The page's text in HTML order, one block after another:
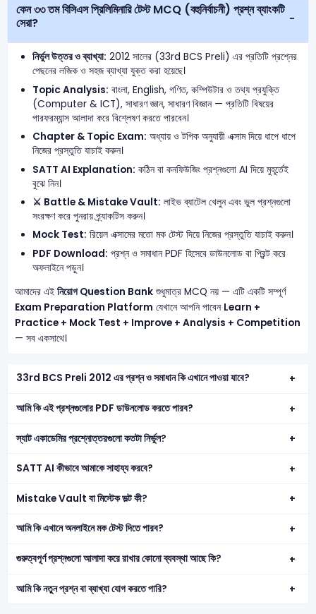
কেন ৩৩ তম বিসিএস প্রিলিমিনারি টেস্ট MCQ (বহুনির্বাচনী) প্রশ্ন ব্যাংকটি
সেরা?
নির্ভুল উত্তর ও ব্যাখ্যা: 2012 সালের (33rd BCS Preli) এর প্রতিটি প্রশ্নের
পেছনের লজিক ও সহজ ব্যাখ্যা যুক্ত করা হয়েছে।
Topic Analysis: বাংলা, English, গণিত, কম্পিউটার ও তথ্য প্রযুক্তি
(Computer & ICT), সাধারণ জ্ঞান, সাধারণ বিজ্ঞান — প্রতিটি বিষয়ের
পারফরম্যান্স আলাদা করে বিশ্লেষণ করতে পারবেন।
Chapter & Topic Exam: অধ্যায় ও টপিক অনুযায়ী এক্সাম দিয়ে ধাপে ধাপে
নিজের প্রস্তুতি যাচাই করুন।
SATT AI Explanation: কঠিন বা কনফিউজিং প্রশ্নগুলো AI দিয়ে মুহূর্তেই
বুঝে নিন।
⚔️ Battle & Mistake Vault: লাইভ ব্যাটেল খেলুন এবং ভুল প্রশ্নগুলো
সংরক্ষণ করে পুনরায় প্র্যাকটিস করুন।
Mock Test: রিয়েল এক্সামের মতো মক টেস্ট দিয়ে নিজের প্রস্তুতি যাচাই করুন।
PDF Download: প্রশ্ন ও সমাধান PDF হিসেবে ডাউনলোড বা প্রিন্ট করে
অফলাইনে পড়ুন।
আমাদের এই নিয়োগ Question Bankশুধুমাত্র MCQ নয় — এটি একটি সম্পূর্ণ
Exam Preparation Platform যেখানে আপনি পাবেন Learn +
Practice + Mock Test + Improve + Analysis + Competition
— সব একসাথে।
33rd BCS Preli 2012 এর প্রশ্ন ও সমাধান কি এখানে পাওয়া যাবে?
আমি কি এই প্রশ্নগুলোর PDF ডাউনলোড করতে পারব?
স্যাট একাডেমির প্রশ্নোত্তরগুলো কতটা নির্ভুল?
SATT AI কীভাবে আমাকে সাহায্য করবে?
Mistake Vault বা মিস্টেক ভল্ট কী?
আমি কি এখানে অনলাইনে মক টেস্ট দিতে পারব?
গুরুত্বপূর্ণ প্রশ্নগুলো আলাদা করে রাখার কোনো ব্যবস্থা আছে কি?
আমি কি নতুন প্রশ্ন বা ব্যাখ্যা যোগ করতে পারি?